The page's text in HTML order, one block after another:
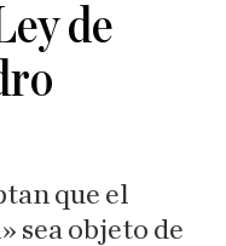
de
que el
sea objeto de